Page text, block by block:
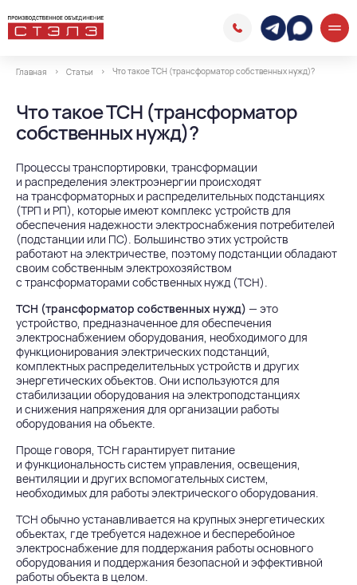
Главная Статьи Что такое ТСН‌ (трансформатор‌ собственных‌ нужд)‌?
Что такое ТСН‌ (трансформатор‌
собственных‌ нужд)‌?
Процессы транспортировки, трансформации
и распределения электроэнергии происходят
на трансформаторных и распределительных подстанциях
(ТРП и РП), которые имеют комплекс устройств для
обеспечения надежности электроснабжения потребителей
(подстанции или ПС). Большинство этих устройств
работают на электричестве, поэтому подстанции обладают
своим собственным электрохозяйством
с трансформаторами собственных нужд (ТСН).
ТСН (трансформатор собственных нужд) — это
устройство, предназначенное для обеспечения
электроснабжением оборудования, необходимого для
функционирования электрических подстанций,
комплектных распределительных устройств и других
энергетических объектов. Они используются для
стабилизации оборудования на электроподстанциях
и снижения напряжения для организации работы
оборудования на объекте.
Проще говоря, ТСН гарантирует питание
и функциональность систем управления, освещения,
вентиляции и других вспомогательных систем,
необходимых для работы электрического оборудования.
ТСН обычно устанавливается на крупных энергетических
объектах, где требуется надежное и бесперебойное
электроснабжение для поддержания работы основного
оборудования и поддержания безопасной и эффективной
работы объекта в целом.